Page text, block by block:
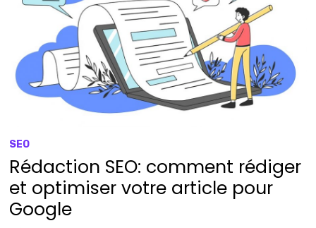
SEO
Rédaction SEO: comment rédiger
et optimiser votre article pour
Google